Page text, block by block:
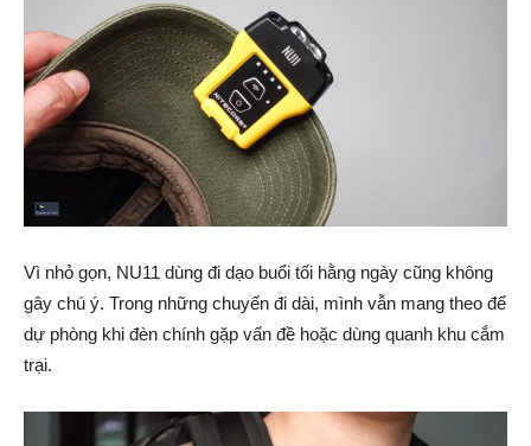
Vì nhỏ gọn, NU11 dùng đi dạo buổi tối hằng ngày cũng không
gây chú ý. Trong những chuyến đi dài, mình vẫn mang theo để
dự phòng khi đèn chính gặp vấn đề hoặc dùng quanh khu cắm
trại.